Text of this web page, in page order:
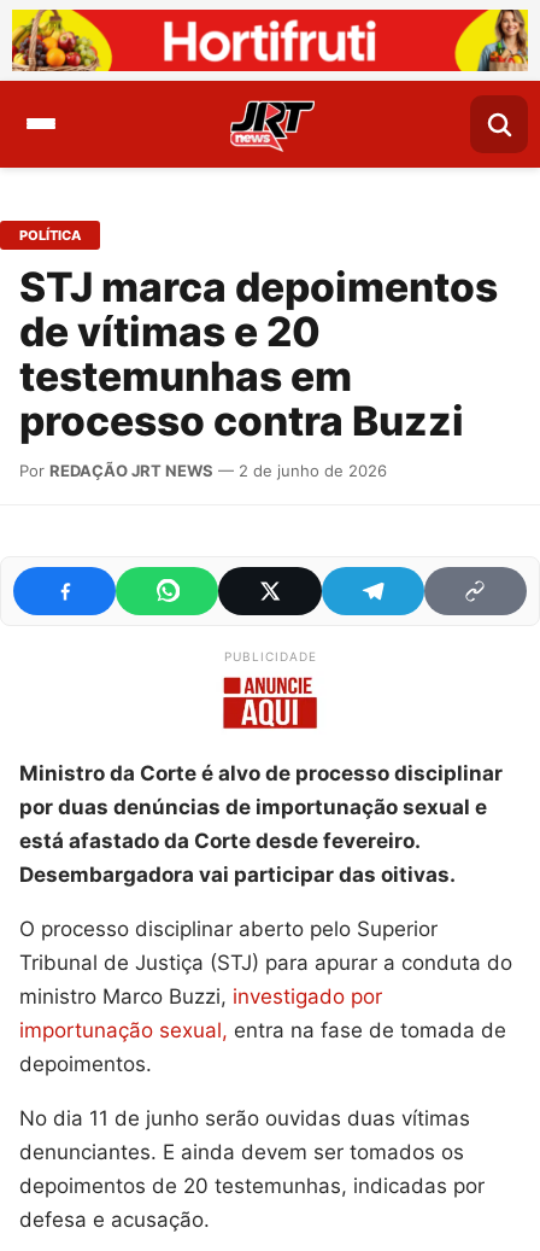
POLÍTICA
STJ marca depoimentos
de vítimas e 20
testemunhas em
processo contra Buzzi
Por REDAÇÃO JRT NEWS — 2 de junho de 2026
PUBLICIDADE
Ministro da Corte é alvo de processo disciplinar
por duas denúncias de importunação sexual e
está afastado da Corte desde fevereiro.
Desembargadora vai participar das oitivas.
O processo disciplinar aberto pelo Superior
Tribunal de Justiça (STJ) para apurar a conduta do
ministro Marco Buzzi, investigado por
importunação sexual, entra na fase de tomada de
depoimentos.
No dia 11 de junho serão ouvidas duas vítimas
denunciantes. E ainda devem ser tomados os
depoimentos de 20 testemunhas, indicadas por
defesa e acusação.